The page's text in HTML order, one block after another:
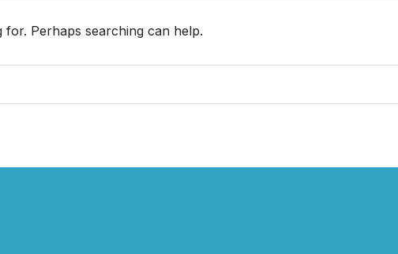
Perhaps searching can help.